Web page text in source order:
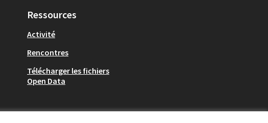
Ressources
Activité
Rencontres
Télécharger les fichiers
Open Data